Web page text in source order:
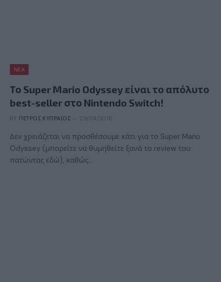
ΝΈΑ
Το Super Mario Odyssey είναι το απόλυτο
best-seller στο Nintendo Switch!
BY ΠΈΤΡΟΣ ΚΥΠΡΑΊΟΣ 29/04/2018
Δεν χρειάζεται να προσθέσουμε κάτι για το Super Mario
Odyssey (μπορείτε να θυμηθείτε ξανά το review του
πατώντας εδώ), καθώς…